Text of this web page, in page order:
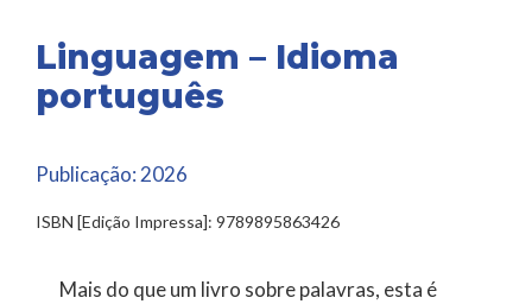
Linguagem – Idioma
português
Publicação: 2026
ISBN [Edição Impressa]: 9789895863426
Mais do que um livro sobre palavras, esta é